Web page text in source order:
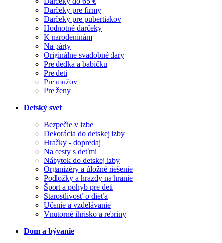
Darčeky pre firmy
Darčeky pre pubertiakov
Hodnotné darčeky
K narodeninám
Na párty
Originálne svadobné dary
Pre dedka a babičku
Pre deti
Pre mužov
Pre ženy
Detský svet
Bezpečie v izbe
Dekorácia do detskej izby
Hračky - dopredaj
Na cesty s deťmi
Nábytok do detskej izby
Organizéry a úložné riešenie
Podložky a hrazdy na hranie
Šport a pohyb pre deti
Starostlivosť o dieťa
Učenie a vzdelávanie
Vnútorné ihrisko a rebriny
Dom a bývanie